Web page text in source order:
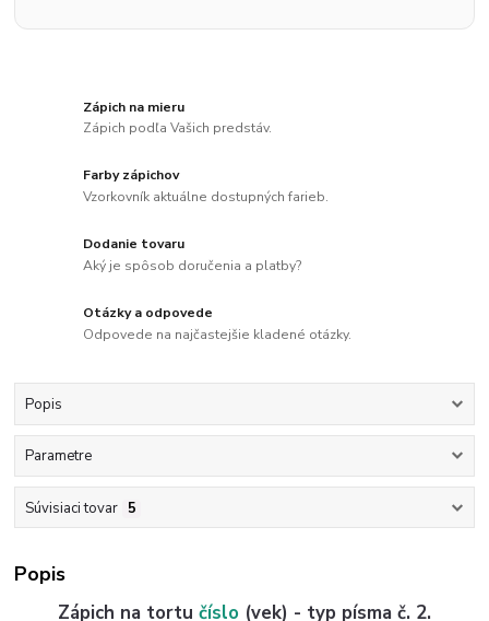
Zápich na mieru
Zápich podľa Vašich predstáv.
Farby zápichov
Vzorkovník aktuálne dostupných farieb.
Dodanie tovaru
Aký je spôsob doručenia a platby?
Otázky a odpovede
Odpovede na najčastejšie kladené otázky.
Popis
Parametre
Súvisiaci tovar 5
Popis
Zápich na tortu číslo (vek) - typ písma č. 2.